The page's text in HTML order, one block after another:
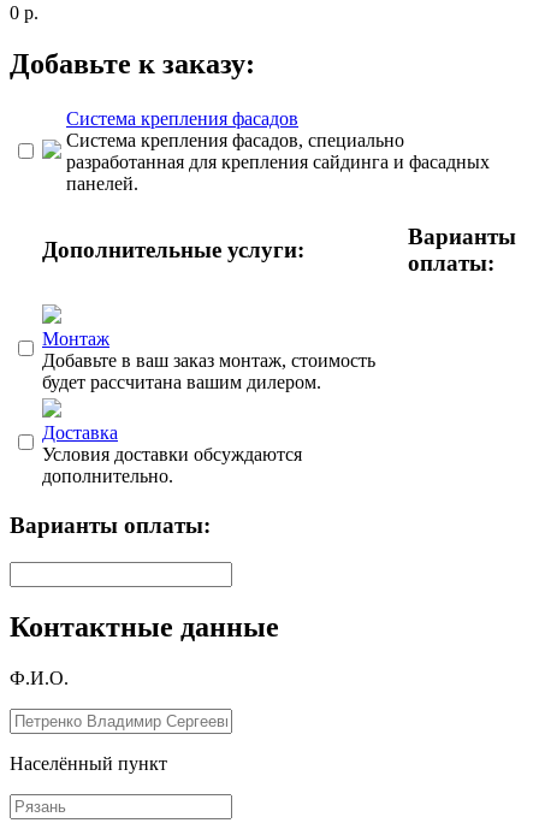
0 р.
Добавьте к заказу:
Система крепления фасадов
Система крепления фасадов, специально
разработанная для крепления сайдинга и фасадных
панелей.
Дополнительные услуги:
Варианты
оплаты:
Монтаж
Добавьте в ваш заказ монтаж, стоимость
будет рассчитана вашим дилером.
Доставка
Условия доставки обсуждаются
дополнительно.
Варианты оплаты:
Контактные данные
Ф.И.О.
Населённый пункт